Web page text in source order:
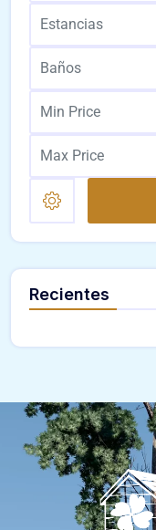
Recientes